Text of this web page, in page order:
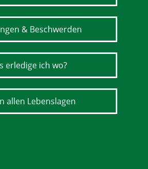
& Beschwerden
erledige ich wo?
allen Lebenslagen